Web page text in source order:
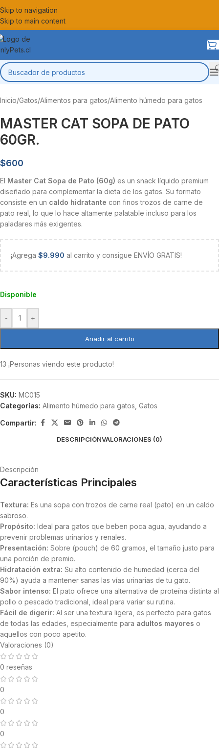
Skip to navigation
Skip to main content
Inicio/Gatos/Alimentos para gatos/Alimento húmedo para gatos
MASTER CAT SOPA DE PATO
60GR.
$600
El Master Cat Sopa de Pato (60g) es un snack líquido premium
diseñado para complementar la dieta de los gatos. Su formato
consiste en un caldo hidratante con finos trozos de carne de
pato real, lo que lo hace altamente palatable incluso para los
paladares más exigentes.
¡Agrega $9.990 al carrito y consigue ENVÍO GRATIS!
Disponible
- +
Añadir al carrito
13 ¡Personas viendo este producto!
SKU: MC015
Categorías: Alimento húmedo para gatos Gatos
Compartir:
DESCRIPCIÓNVALORACIONES (0)
Descripción
Características Principales
Textura: Es una sopa con trozos de carne real (pato) en un caldo
sabroso.
Propósito: Ideal para gatos que beben poca agua, ayudando a
prevenir problemas urinarios y renales.
Presentación: Sobre (pouch) de 60 gramos, el tamaño justo para
una porción de premio.
Hidratación extra: Su alto contenido de humedad (cerca del
90%) ayuda a mantener sanas las vías urinarias de tu gato.
Sabor intenso: El pato ofrece una alternativa de proteína distinta al
pollo o pescado tradicional, ideal para variar su rutina.
Fácil de digerir: Al ser una textura ligera, es perfecto para gatos
de todas las edades, especialmente para adultos mayores o
aquellos con poco apetito.
Valoraciones (0)
0 reseñas
0
0
0